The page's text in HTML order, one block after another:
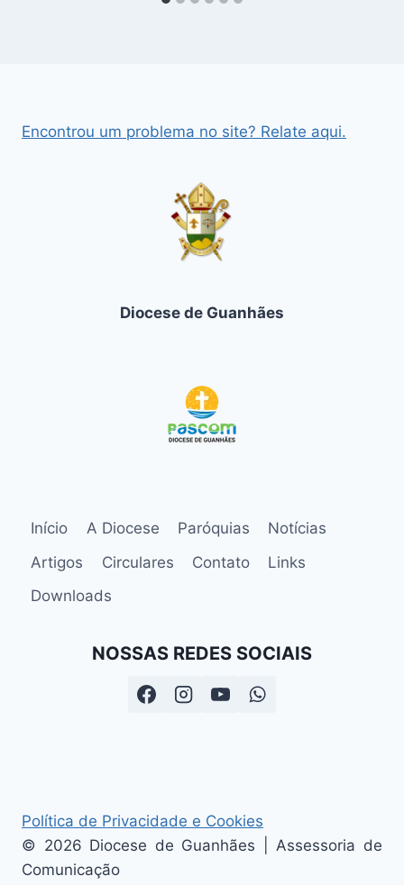
Encontrou um problema no site? Relate aqui.
Diocese de Guanhães
Início A Diocese Paróquias
Notícias
Artigos
Circulares Contato
Links
Downloads
NOSSAS REDES SOCIAIS
Política de Privacidade e Cookies
© 2026 Diocese de Guanhães | Assessoria de
Comunicação